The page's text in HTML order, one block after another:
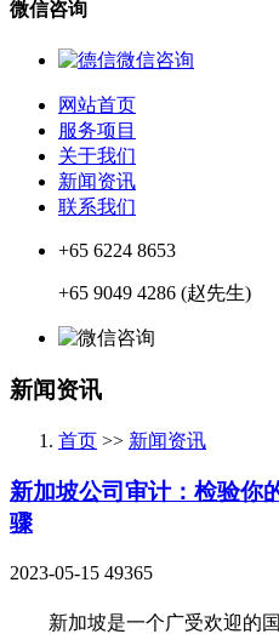
微信咨询
网站首页
服务项目
关于我们
新闻资讯
联系我们
+65 6224 8653
+65 9049 4286 (赵先生)
新闻资讯
首页 >> 新闻资讯
新加坡公司审计：检验你
骤
2023-05-15 49365
新加坡是一个广受欢迎的